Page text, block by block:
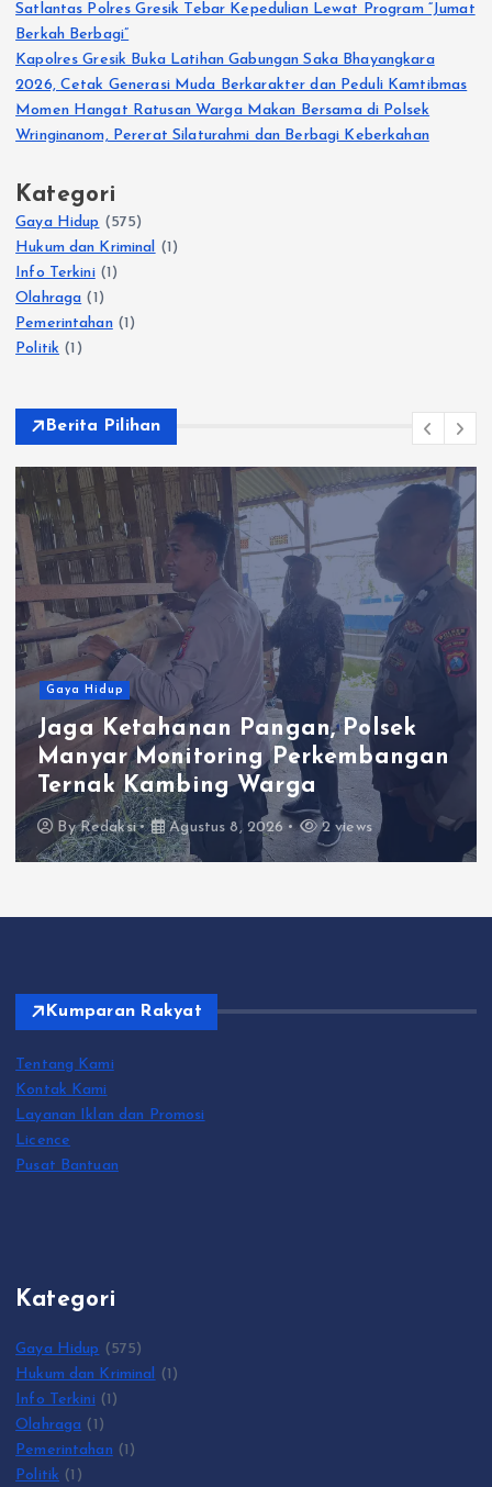
Satlantas Polres Gresik Tebar Kepedulian Lewat Program “Jumat
Berkah Berbagi”
Kapolres Gresik Buka Latihan Gabungan Saka Bhayangkara
2026, Cetak Generasi Muda Berkarakter dan Peduli Kamtibmas
Momen Hangat Ratusan Warga Makan Bersama di Polsek
Wringinanom, Pererat Silaturahmi dan Berbagi Keberkahan
Kategori
Gaya Hidup (575)
Hukum dan Kriminal (1)
Info Terkini(1)
Olahraga (1)
Pemerintahan(1)
Politik (1)
Berita Pilihan
Gaya Hidup
Jaga Ketahanan Pangan, Polsek
Manyar Monitoring Perkembangan
Ternak Kambing Warga
ByRedaksi Agustus 8, 2026 2 views
Kumparan Rakyat
Tentang Kami
Kontak Kami
Layanan Iklan dan Promosi
Licence
Pusat Bantuan
Kategori
Gaya Hidup (575)
Hukum dan Kriminal (1)
Info Terkini (1)
Olahraga (1)
Pemerintahan (1)
Politik (1)